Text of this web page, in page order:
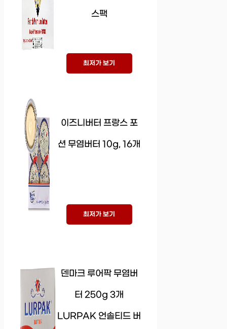
스팩
최저가 보기
이즈니버터 프랑스 포
션 무염버터 10g, 16개
최저가 보기
덴마크 루어팍 무염버
터 250g 3개
LURPAK 언솔티드 버